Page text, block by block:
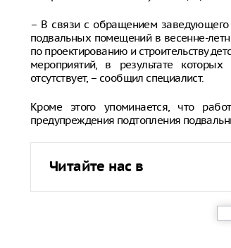
– В связи с обращением
подвальных помещений в весенне-
по проектированию и строительству
мероприятий, в результате
отсутствует, – сообщил специалист.
Кроме этого упоминается, что
предупреждения подтопления
Читайте нас в